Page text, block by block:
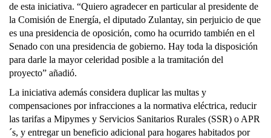
de esta iniciativa. “Quiero agradecer en particular al presidente de
la Comisión de Energía, el diputado Zulantay, sin perjuicio de que
es una presidencia de oposición, como ha ocurrido también en el
Senado con una presidencia de gobierno. Hay toda la disposición
para darle la mayor celeridad posible a la tramitación del
proyecto” añadió.
La iniciativa además considera duplicar las multas y
compensaciones por infracciones a la normativa eléctrica, reducir
las tarifas a Mipymes y Servicios Sanitarios Rurales (SSR) o APR
´s, y entregar un beneficio adicional para hogares habitados por